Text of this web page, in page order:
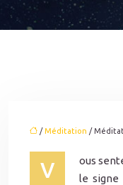
/Méditation /
V
ous
le signe